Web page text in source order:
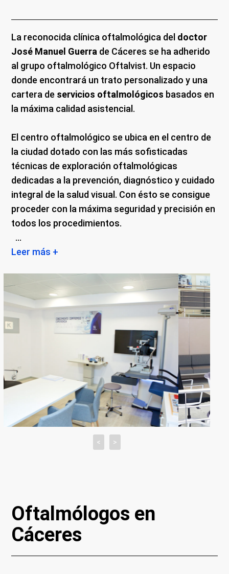
La reconocida clínica oftalmológica del doctor
José Manuel Guerra de Cáceres se ha adherido
al grupo oftalmológico Oftalvist. Un espacio
donde encontrará un trato personalizado y una
cartera de servicios oftalmológicos basados en
la máxima calidad asistencial.
El centro oftalmológico se ubica en el centro de
la ciudad dotado con las más sofisticadas
técnicas de exploración oftalmológicas
dedicadas a la prevención, diagnóstico y cuidado
integral de la salud visual. Con ésto se consigue
proceder con la máxima seguridad y precisión en
todos los procedimientos.
...
Leer más +
< >
Oftalmólogos en
Cáceres